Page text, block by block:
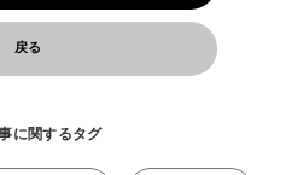
戻る
に関するタグ